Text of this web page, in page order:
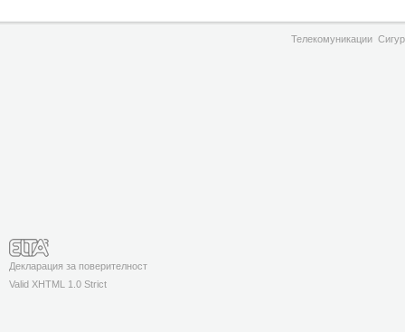
Телекомуникации
Декларация за поверителност
Valid XHTML 1.0 Strict